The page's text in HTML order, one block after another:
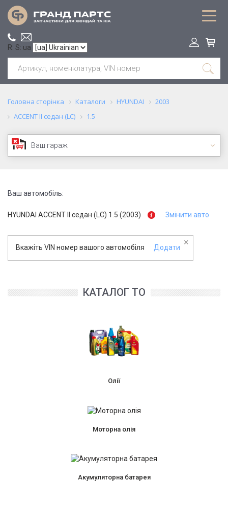
R: S: ua
Головна сторінка Каталоги HYUNDAI
2003
ACCENT II седан (LC)
1.5
Ваш гараж
Ваш автомобіль:
HYUNDAI ACCENT II седан (LC) 1.5 (2003) Змінити авто
Вкажіть VIN номер вашого автомобіля Додати
×
КАТАЛОГ ТО
Олії
Моторна олія
Акумуляторна батарея